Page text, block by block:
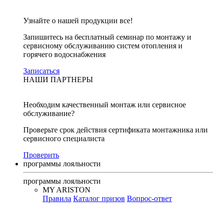
Узнайте о нашей продукции все!
Запишитесь на бесплатный семинар по монтажу и
сервисному обслуживанию систем отопления и
горячего водоснабжения
Записаться
НАШИ ПАРТНЕРЫ
Необходим качественный монтаж или сервисное
обслуживание?
Проверьте срок действия сертификата монтажника или
сервисного специалиста
Проверить
программы лояльности
программы лояльности
MY ARISTON
Правила Каталог призов Вопрос-ответ